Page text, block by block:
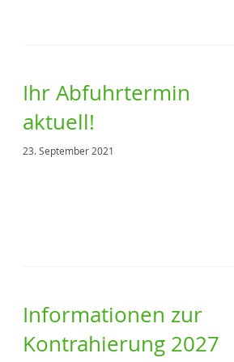
Ihr Abfuhrtermin
aktuell!
23. September 2021
Informationen zur
Kontrahierung 2027